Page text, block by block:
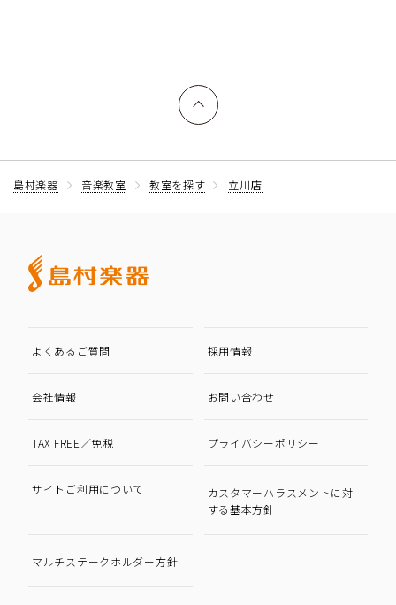
上へ戻る
島村楽器 音楽教室 教室を探す 立川店
よくあるご質問 採用情報
会社情報 お問い合わせ
TAX FREE／免税 プライバシーポリシー
サイトご利用について
カスタマーハラスメントに対
する基本方針
マルチステークホルダー方針